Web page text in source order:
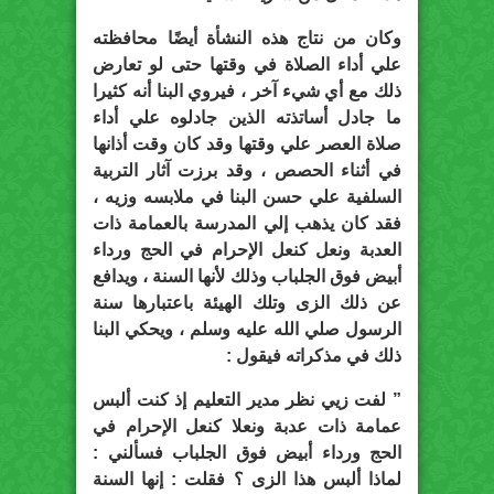
وكان من نتاج هذه النشأة أيضًا محافظته
علي أداء الصلاة في وقتها حتى لو تعارض
ذلك مع أي شيء آخر ، فيروي البنا أنه كثيرا
ما جادل أساتذته الذين جادلوه علي أداء
صلاة العصر علي وقتها وقد كان وقت أذانها
في أثناء الحصص ، وقد برزت آثار التربية
السلفية علي حسن البنا في ملابسه وزيه ،
فقد كان يذهب إلي المدرسة بالعمامة ذات
العدبة ونعل كنعل الإحرام في الحج ورداء
أبيض فوق الجلباب وذلك لأنها السنة ، ويدافع
عن ذلك الزى وتلك الهيئة باعتبارها سنة
الرسول صلي الله عليه وسلم ، ويحكي البنا
ذلك في مذكراته فيقول :
” لفت زيي نظر مدير التعليم إذ كنت ألبس
عمامة ذات عدبة ونعلا كنعل الإحرام في
الحج ورداء أبيض فوق الجلباب فسألني :
لماذا ألبس هذا الزى ؟ فقلت : إنها السنة